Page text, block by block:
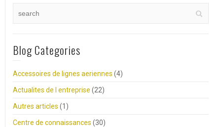
Blog Categories
Accessoires de lignes aeriennes (4)
Actualites de l entreprise (22)
Autres articles (1)
Centre de connaissances (30)